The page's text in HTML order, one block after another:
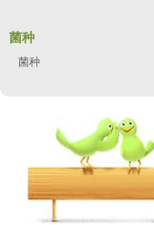
菌种
菌种